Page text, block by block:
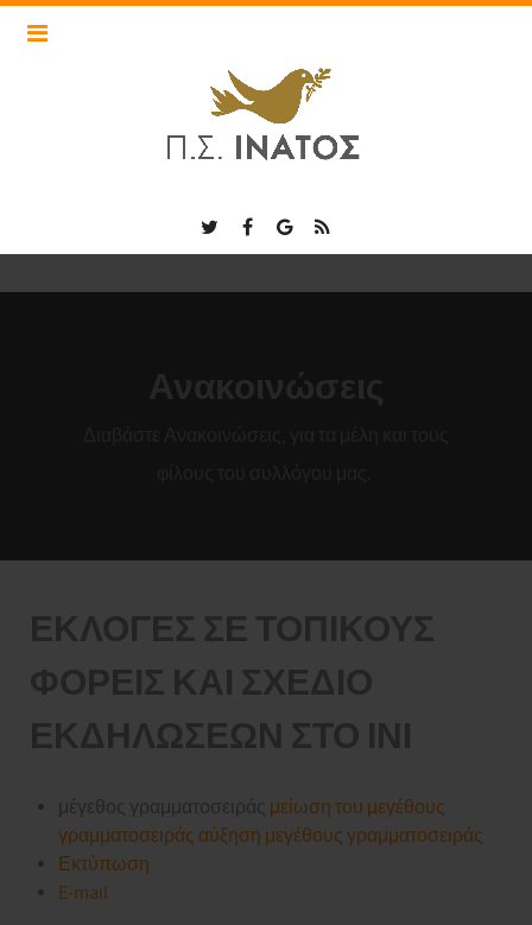
ΕΚΛΟΓΕΣ ΣΕ ΤΟΠΙΚΟΥΣ
ΦΟΡΕΙΣ ΚΑΙ ΣΧΕΔΙΟ
ΕΚΔΗΛΩΣΕΩΝ ΣΤΟ ΙΝΙ
μέγεθος γραμματοσειράς μείωση του μεγέθους
γραμματοσειράς αύξηση μεγέθους γραμματοσειράς
Εκτύπωση
E-mail